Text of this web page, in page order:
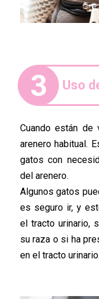
3 Uso
Cuando están
arenero habitual.
gatos con
del arenero.
Algunos gatos
es seguro ir, y
el tracto urinario,
su raza o si ha
en el tracto urinario.